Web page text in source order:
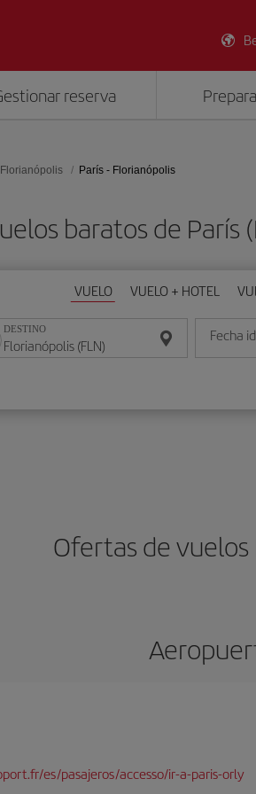
reserva
Florianópolis París - Florianópolis
baratos de París
VUELO VUELO + HOTEL
DESTINO Fecha
Introduce
Ofertas de vuelos
es/pasajeros/accesso/ir-a-paris-orly